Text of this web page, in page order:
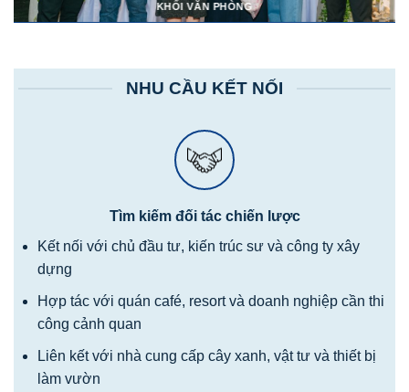
KHỐI VĂN PHÒNG
NHU CẦU KẾT NỐI
Tìm kiếm đối tác chiến lược
Kết nối với chủ đầu tư, kiến trúc sư và công ty xây
dựng
Hợp tác với quán café, resort và doanh nghiệp cần thi
công cảnh quan
Liên kết với nhà cung cấp cây xanh, vật tư và thiết bị
làm vườn